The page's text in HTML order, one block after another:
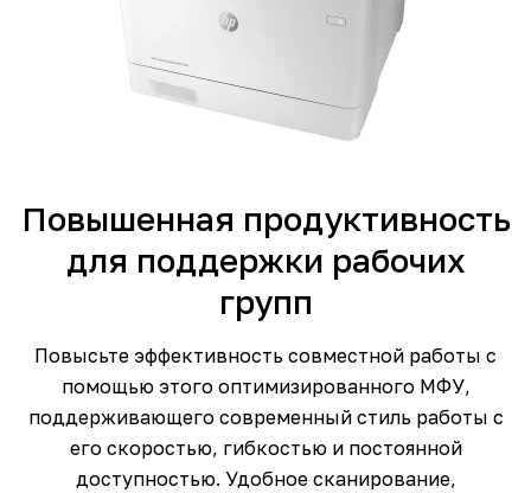
Повышенная продуктивность
для поддержки рабочих
групп
Повысьте эффективность совместной работы с
помощью этого оптимизированного МФУ,
поддерживающего современный стиль работы с
его скоростью, гибкостью и постоянной
доступностью. Удобное сканирование,